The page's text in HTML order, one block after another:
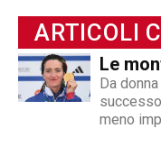
soprattutto è
inclusione.
disabilità ma di
possono,
ARTICOLI
Le
Da
meno